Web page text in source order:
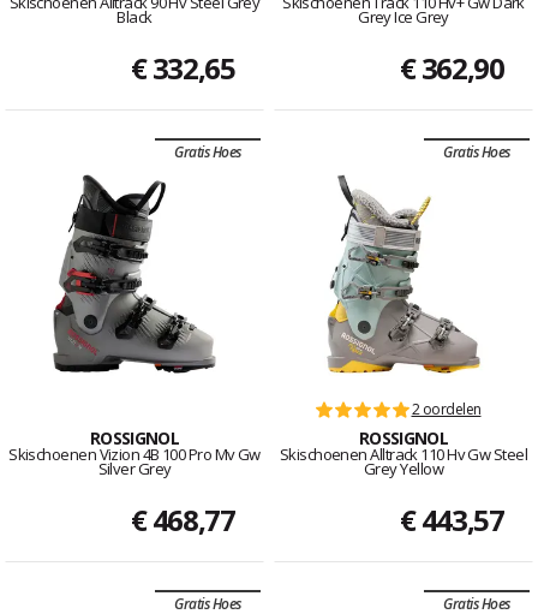
Black
€ 332,65
Grey Ice Grey
€ 362,90
Gratis Hoes
ROSSIGNOL
Skischoenen Vizion 4B 100 Pro Mv Gw
Silver Grey
€ 468,77
Gratis Hoes
2 oordelen
ROSSIGNOL
Skischoenen Alltrack 110 Hv Gw Steel
Grey Yellow
€ 443,57
Gratis Hoes Gratis Hoes